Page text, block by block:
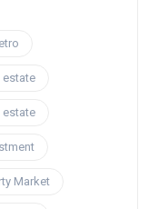
estate
estate
Market